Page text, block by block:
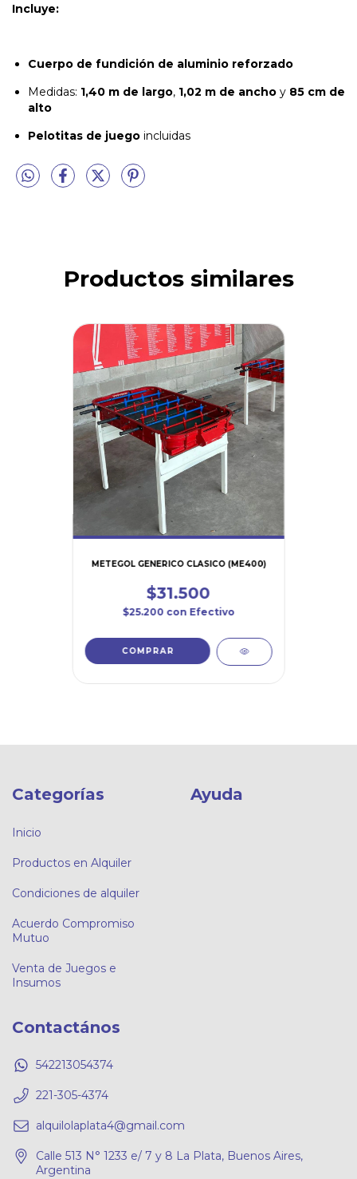
Incluye:
Cuerpo de fundición de aluminio reforzado
Medidas: 1,40 m de largo, 1,02 m de ancho y 85 cm de
alto
Pelotitas de juego incluidas
Productos similares
METEGOL GENERICO CLASICO (ME400)
$31.500
$25.200 con Efectivo
Categorías
Inicio
Productos en Alquiler
Condiciones de alquiler
Acuerdo Compromiso
Mutuo
Venta de Juegos e
Insumos
Ayuda
Contactános
542213054374
221-305-4374
alquilolaplata4@gmail.com
Calle 513 N° 1233 e/ 7 y 8 La Plata, Buenos Aires,
Argentina